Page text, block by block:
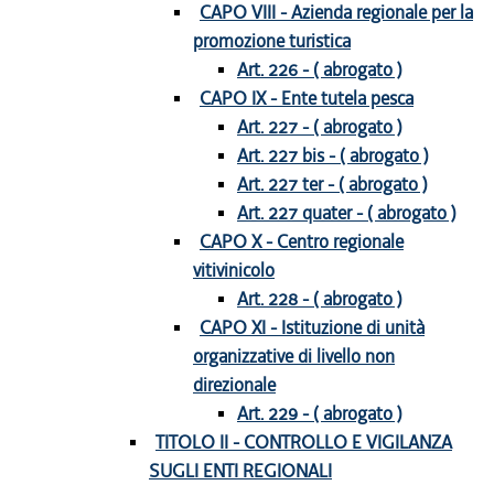
CAPO VIII - Azienda regionale per la
promozione turistica
Art. 226 - ( abrogato )
CAPO IX - Ente tutela pesca
Art. 227 - ( abrogato )
Art. 227 bis - ( abrogato )
Art. 227 ter - ( abrogato )
Art. 227 quater - ( abrogato )
CAPO X - Centro regionale
vitivinicolo
Art. 228 - ( abrogato )
CAPO XI - Istituzione di unità
organizzative di livello non
direzionale
Art. 229 - ( abrogato )
TITOLO II - CONTROLLO E VIGILANZA
SUGLI ENTI REGIONALI